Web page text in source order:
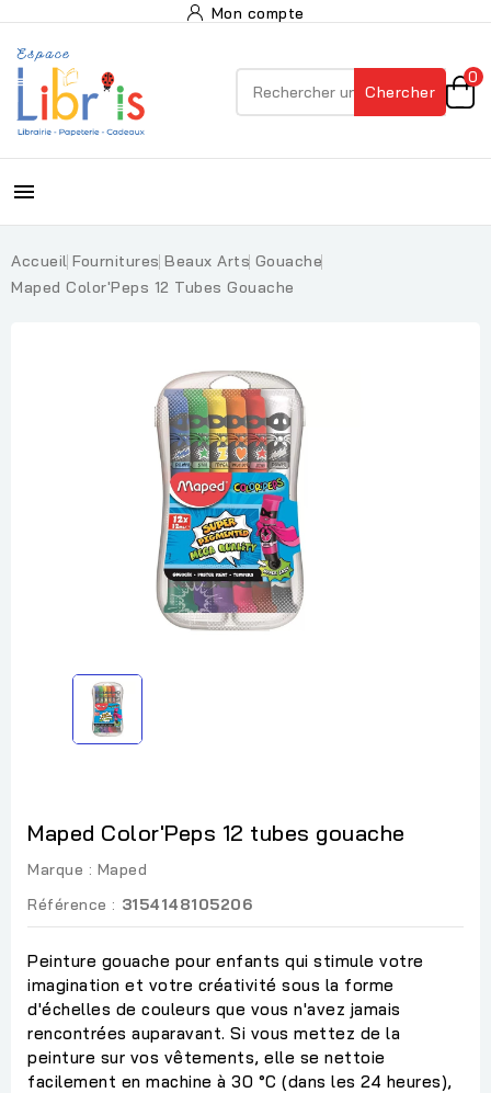
Mon compte
Chercher
0

Accueil Fournitures Beaux Arts Gouache
Maped Color'Peps 12 Tubes Gouache
Maped Color'Peps 12 tubes gouache
Marque : Maped
Référence : 3154148105206
Peinture gouache pour enfants qui stimule votre
imagination et votre créativité sous la forme
d'échelles de couleurs que vous n'avez jamais
rencontrées auparavant. Si vous mettez de la
peinture sur vos vêtements, elle se nettoie
facilement en machine à 30 °C (dans les 24 heures),